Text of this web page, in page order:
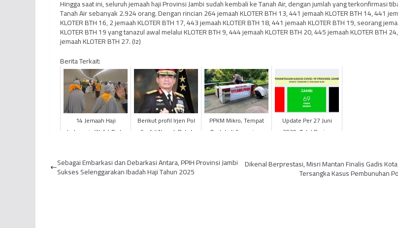
Hingga saat ini, seluruh jemaah haji Provinsi Jambi sudah kembali ke Tanah Air, dengan jumlah yang terkonfirmasi
Tanah Air sebanyak 2.924 orang. Dengan rincian 264 jemaah KLOTER BTH 13, 441 jemaah KLOTER BTH 14, 441
KLOTER BTH 16, 2 jemaah KLOTER BTH 17, 443 jemaah KLOTER BTH 18, 441 jemaah KLOTER BTH 19, seorang
KLOTER BTH 19 yang tanazul awal melalui KLOTER BTH 9, 444 jemaah KLOTER BTH 20, 445 jemaah KLOTER BTH
jemaah KLOTER BTH 27. (Iz)
Berita Terkait:
14 Jemaah Haji
Indonesia Wafat Pada
Berikut profil Irjen Pol
Syafril Nursal, Bakal
PPKM Mikro, Tempat
Duduk di Sepanjang
Update Per 27 Juni
2020: Total Pasien
B...
Sebagai Embarkasi dan Debarkasi Antara, PPIH Provinsi Jambi
Sukses Selenggarakan Ibadah Haji Tahun 2025
Dikenal Berprestasi, Misri Mantan Finalis Gadis Kota
Tersangka Kasus Pembunuhan